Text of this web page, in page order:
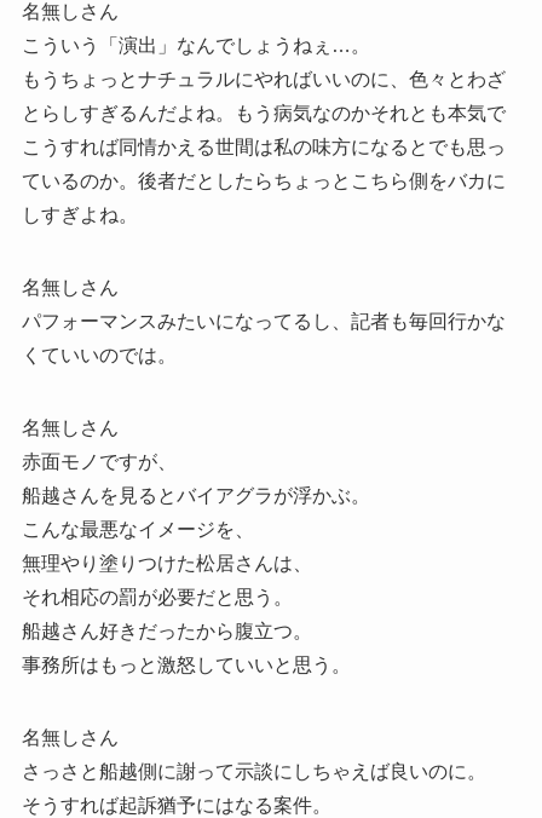
名無しさん
こういう「演出」なんでしょうねぇ…。
もうちょっとナチュラルにやればいいのに、色々とわざ
とらしすぎるんだよね。もう病気なのかそれとも本気で
こうすれば同情かえる世間は私の味方になるとでも思っ
ているのか。後者だとしたらちょっとこちら側をバカに
しすぎよね。
名無しさん
パフォーマンスみたいになってるし、記者も毎回行かな
くていいのでは。
名無しさん
赤面モノですが、
船越さんを見るとバイアグラが浮かぶ。
こんな最悪なイメージを、
無理やり塗りつけた松居さんは、
それ相応の罰が必要だと思う。
船越さん好きだったから腹立つ。
事務所はもっと激怒していいと思う。
名無しさん
さっさと船越側に謝って示談にしちゃえば良いのに。
そうすれば起訴猶予にはなる案件。